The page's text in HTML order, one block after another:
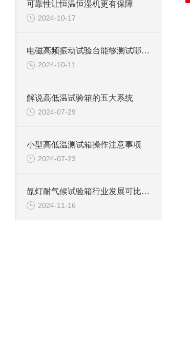
可靠性让恒温恒湿机更有保障
2024-10-17
电磁高频振动试验台能够测试哪些材料呢
2024-10-11
解说高低温试验箱的五大系统
2024-07-29
小型高低温测试箱操作注意事项
2024-07-23
氙灯耐气候试验箱行业发展可比作房屋建设
2024-11-16